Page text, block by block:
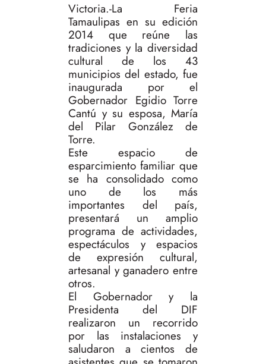
Victoria.-La Feria
Tamaulipas en su edición
2014 que reúne las
tradiciones y la diversidad
cultural de los 43
municipios del estado, fue
inaugurada por el
Gobernador Egidio Torre
Cantú y su esposa, María
del Pilar González de
Torre.
Este espacio de
esparcimiento familiar que
se ha consolidado como
uno de los más
importantes del país,
presentará un amplio
programa de actividades,
espectáculos y espacios
de expresión cultural,
artesanal y ganadero entre
otros.
El Gobernador y la
Presidenta del DIF
realizaron un recorrido
por las instalaciones y
saludaron a cientos de